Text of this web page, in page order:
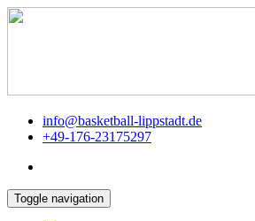
info@basketball-lippstadt.de
+49-176-23175297
Toggle navigation